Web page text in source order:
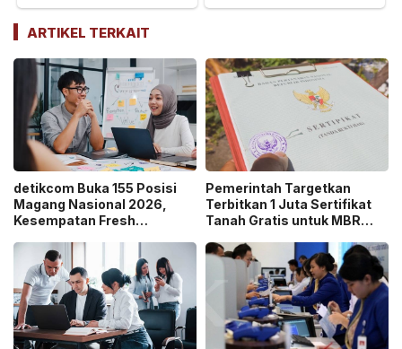
ARTIKEL TERKAIT
detikcom Buka 155 Posisi
Magang Nasional 2026,
Kesempatan Fresh
Media Digital!
Pemerintah Targetkan
Terbitkan 1 Juta Sertifikat
Tanah Gratis untuk MBR